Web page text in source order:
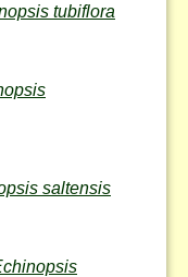
tubiflora
saltensis